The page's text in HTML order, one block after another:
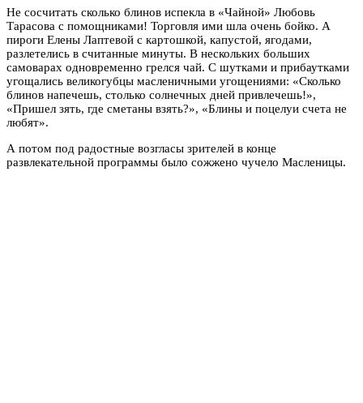
Не сосчитать сколько блинов испекла в «Чайной» Любовь
Тарасова с помощниками! Торговля ими шла очень бойко. А
пироги Елены Лаптевой с картошкой, капустой, ягодами,
разлетелись в считанные минуты. В нескольких больших
самоварах одновременно грелся чай. С шутками и прибаутками
угощались великогубцы масленичными угощениями: «Сколько
блинов напечешь, столько солнечных дней привлечешь!»,
«Пришел зять, где сметаны взять?», «Блины и поцелуи счета не
любят».
А потом под радостные возгласы зрителей в конце
развлекательной программы было сожжено чучело Масленицы.